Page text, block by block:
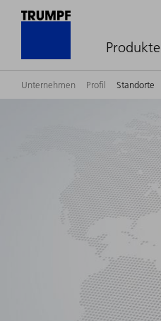
Produkte
Unternehmen Profil Standorte